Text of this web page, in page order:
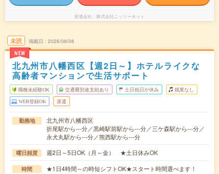
派遣会社 株式会社ニッソーネット
未読
NEW
掲載日 2026/08/06
北九州市八幡西区【週2日～】ホテルライクな
高齢者マンションで生活サポート
職種未経験OK 交通費別途支給あり 土日祝日が休み 残業なし
WEB登録OK 派遣
勤務地
北九州市八幡西区
折尾駅から---分／黒崎駅前駅から---分／三ケ森駅から---分／
永犬丸駅から---分／熊西駅から---分
曜日頻度 週2日～5日OK（月～金） ★土日休みOK
時間
★1日4時間～の時短シフトOK★スタート時間選べます！